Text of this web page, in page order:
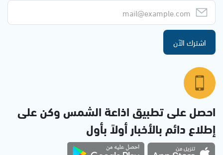
اشترك الآن
احصل على تطبيق اذاعة الشمس وكن على
إطلاع دائم بالأخبار أولاً بأول